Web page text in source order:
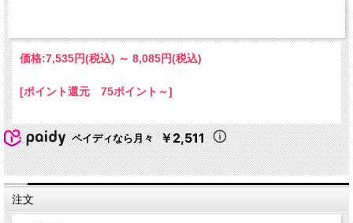
価格:7,535円(税込) ～ 8,085円(税込)
[ポイント還元 75ポイント～]
ペイディなら月々 ￥2,511
注文